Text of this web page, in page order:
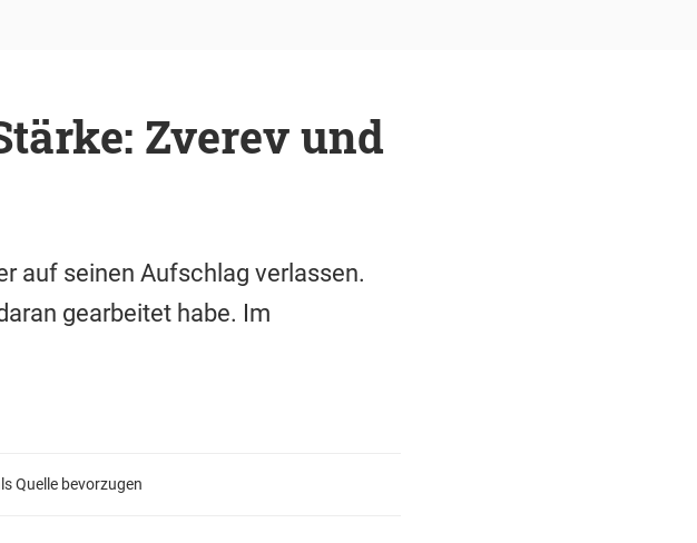
Zverev und
auf seinen Aufschlag verlassen.
gearbeitet habe. Im
Quelle bevorzugen